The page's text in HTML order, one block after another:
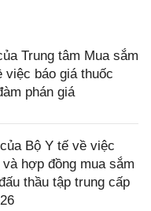
Trung tâm Mua sắm
việc báo giá thuốc
phán giá
Bộ Y tế về việc
hợp đồng mua sắm
thầu tập trung cấp